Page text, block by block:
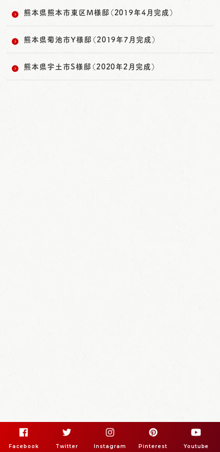
熊本県熊本市東区M様邸（2019年4月完成）
熊本県菊池市Y様邸（2019年7月完成）
熊本県宇土市S様邸（2020年2月完成）
Facebook Twitter Instagram Pinterest Youtube